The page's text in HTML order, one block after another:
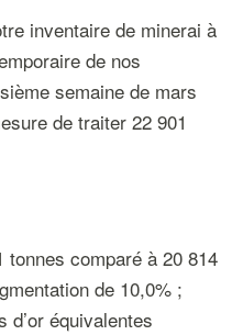
inventaire de minerai à
de nos
semaine de mars
de traiter 22 901
tonnes comparé à 20 814
de 10,0% ;
d’or équivalentes